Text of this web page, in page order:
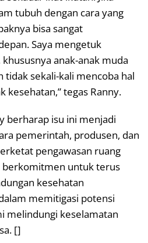
tubuh dengan cara yang
bisa sangat
Saya mengetuk
anak-anak muda
tidak sekali-kali mencoba hal
kesehatan,” tegas Ranny.
berharap isu ini menjadi
pemerintah, produsen, dan
pengawasan ruang
berkomitmen untuk terus
kesehatan
memitigasi potensi
melindungi keselamatan
[]